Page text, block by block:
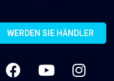
WERDEN SIE HÄNDLER